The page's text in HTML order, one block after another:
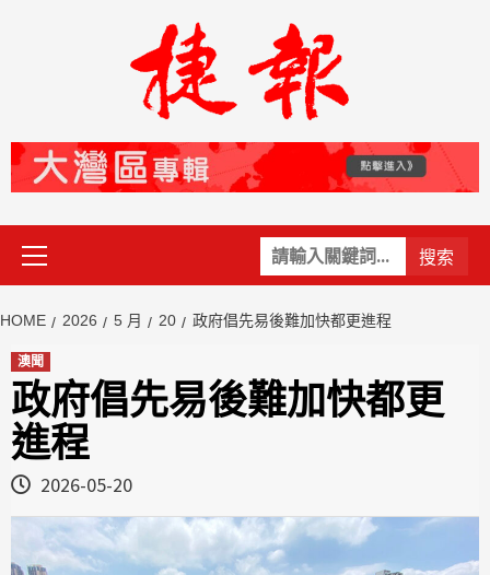
關
鍵
Primary
Menu
HOME 2026 5 月 20 政府倡先易後難加快都更進程
澳聞
政府倡先易後難加快都更
進程
2026-05-20